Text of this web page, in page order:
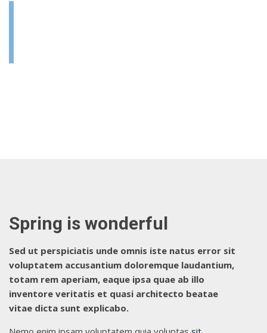
Spring is wonderful
Sed ut perspiciatis unde omnis iste natus error sit
voluptatem accusantium doloremque laudantium,
totam rem aperiam, eaque ipsa quae ab illo
inventore veritatis et quasi architecto beatae
vitae dicta sunt explicabo.